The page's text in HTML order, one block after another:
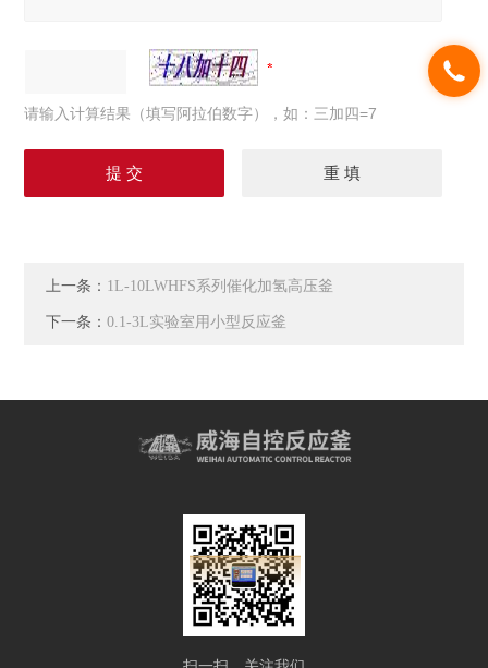
请输入计算结果（填写阿拉伯数字），如：三加四=7
上一条： 1L-10LWHFS系列催化加氢高压釜
下一条：0.1-3L实验室用小型反应釜